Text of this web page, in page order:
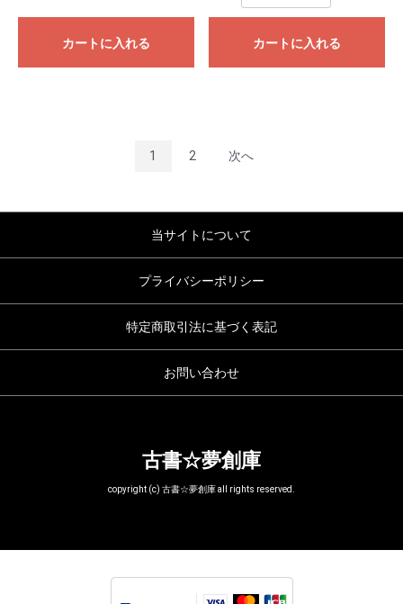
カートに入れる カートに入れる
1 2 次へ
当サイトについて
プライバシーポリシー
特定商取引法に基づく表記
お問い合わせ
古書☆夢創庫
copyright (c) 古書☆夢創庫 all rights reserved.